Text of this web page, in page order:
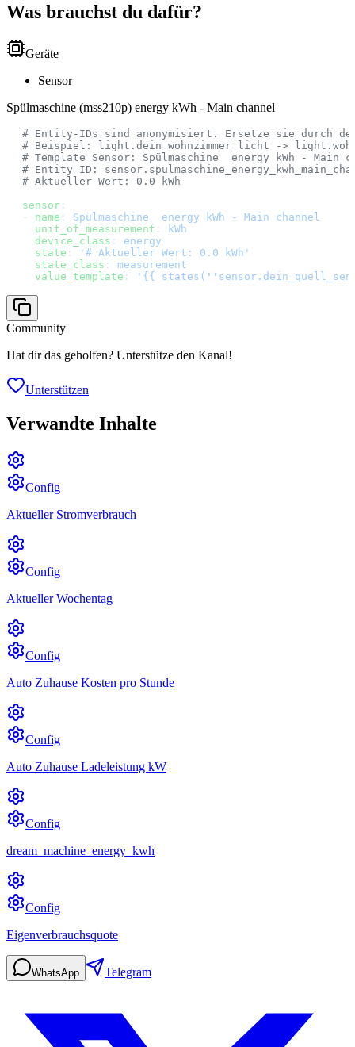
Was brauchst du dafür?
Geräte
Sensor
Spülmaschine (mss210p) energy kWh - Main channel
# Entity-IDs sind anonymisiert. Ersetze sie durch
# Beispiel: light.dein_wohnzimmer_licht ->
# Template Sensor: Spülmaschine  energy kWh - Main
# Entity ID:
# Aktueller Wert: 0.0 kWh
sensor :
- name : Spülmaschine  energy kWh - Main channel
  unit_of_measurement
:
kWh
  device_class
: energy
  state
:
'# Aktueller Wert: 0.0 kWh'
  state_class
: measurement
  value_template
: '{{ states( ''
Community
Hat dir das geholfen? Unterstütze den Kanal!
Unterstützen
Verwandte Inhalte
Config
Aktueller Stromverbrauch
Config
Aktueller Wochentag
Config
Auto Zuhause Kosten pro Stunde
Config
Auto Zuhause Ladeleistung kW
Config
dream_machine_energy_kwh
Config
Eigenverbrauchsquote
WhatsApp Telegram